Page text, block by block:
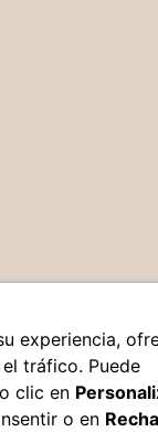
experiencia,
tráfico. Puede
clic en
o en